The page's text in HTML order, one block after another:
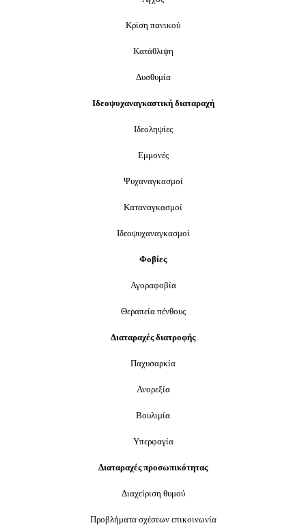
Κρίση πανικού
Κατάθλιψη
Δυσθυμία
Ιδεοψυχαναγκαστική διαταραχή
Ιδεοληψίες
Εμμονές
Ψυχαναγκασμοί
Καταναγκασμοί
Ιδεοψυχαναγκασμοί
Φοβίες
Αγοραφοβία
Θεραπεία πένθους
Διαταραχές διατροφής
Παχυσαρκία
Ανορεξία
Βουλιμία
Υπερφαγία
Διαταραχές προσωπικότητας
Διαχείριση θυμού
Προβλήματα σχέσεων επικοινωνία